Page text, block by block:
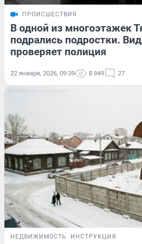
ПРОИСШЕСТВИЯ
В одной из многоэтажек
подрались подростки.
проверяет полиция
22 января, 2026, 09:39 8 949 27
НЕДВИЖИМОСТЬ ИНСТРУКЦИЯ